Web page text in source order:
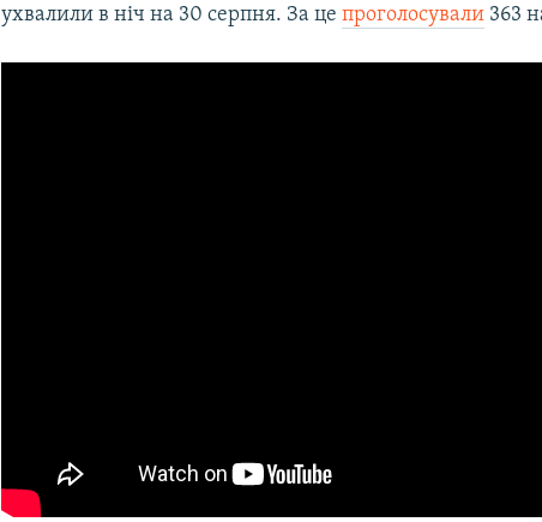
ухвалили в ніч на 30 серпня. За цепроголосували 363